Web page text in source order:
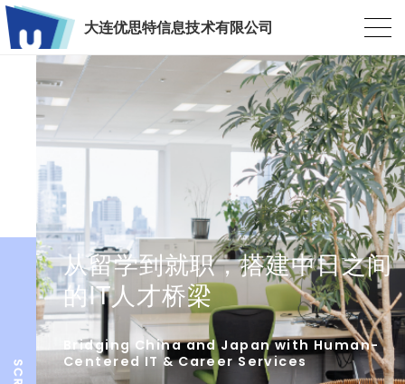
大连优思特信息技术有限公司
从留学到就职，搭建中日之间
的IT人才桥梁
Bridging China and Japan with Human-
Centered IT & Career Services